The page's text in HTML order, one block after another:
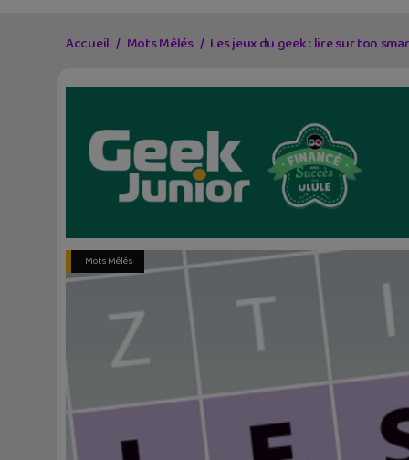
Accueil Mots Mêlés Les jeux du geek : lire sur ton
Mots Mêlés